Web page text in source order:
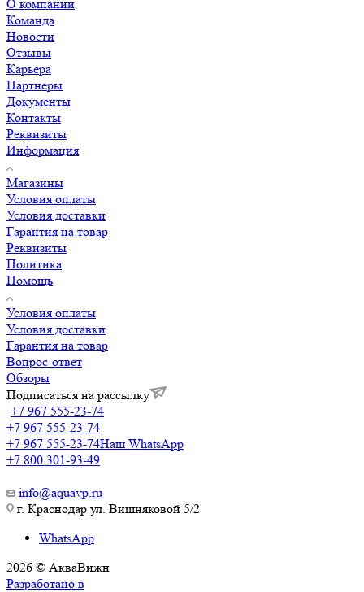
О компании
Команда
Новости
Отзывы
Карьера
Партнеры
Документы
Контакты
Реквизиты
Информация
Магазины
Условия оплаты
Условия доставки
Гарантия на товар
Реквизиты
Политика
Помощь
Условия оплаты
Условия доставки
Гарантия на товар
Вопрос-ответ
Обзоры
Подписаться на рассылку
+7 967 555-23-74
+7 967 555-23-74
+7 967 555-23-74Наш WhatsApp
+7 800 301-93-49
info@aquavp.ru
г. Краснодар ул. Вишняковой 5/2
WhatsApp
2026 © АкваВижн
Разработано в